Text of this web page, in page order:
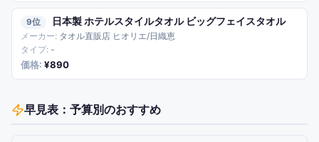
9 日本製 ホテルスタイルタオル ビッグフェイスタオル
タオル直販店 ヒオリエ/日織恵
-
¥890
早見表：予算別のおすすめ